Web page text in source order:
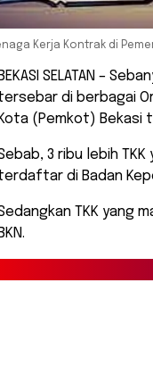
Kerja Kontrak di
BEKASI SELATAN –
di berbagai
Kota (Pemkot) Bekasi
3 ribu lebih
di Badan
TKK yang
BKN.